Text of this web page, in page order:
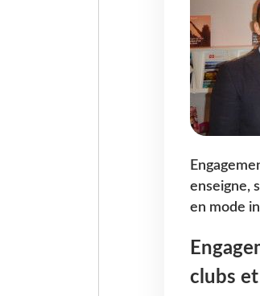
enseigne,
en mode
clubs